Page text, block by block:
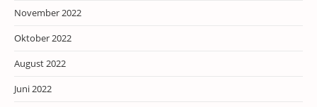
November 2022
Oktober 2022
August 2022
Juni 2022